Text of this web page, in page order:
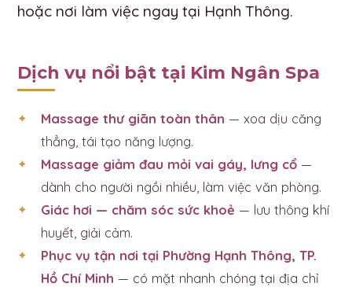
hoặc nơi làm việc ngay tại Hạnh Thông.
Dịch vụ nổi bật tại Kim Ngân Spa
Massage thư giãn toàn thân — xoa dịu căng
thẳng, tái tạo năng lượng.
Massage giảm đau mỏi vai gáy, lưng cổ —
dành cho người ngồi nhiều, làm việc văn phòng.
Giác hơi — chăm sóc sức khoẻ — lưu thông khí
huyết, giải cảm.
Phục vụ tận nơi tại Phường Hạnh Thông, TP.
Hồ Chí Minh — có mặt nhanh chóng tại địa chỉ